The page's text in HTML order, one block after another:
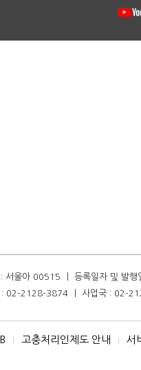
: 서울아 00515 ㅣ 등록일자 및 발
: 02-2128-3874 ㅣ 사업국 : 02-
I 고충처리인제도 안내 I 서